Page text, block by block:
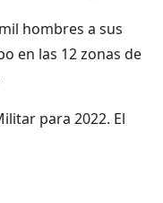
hombres a sus
en las 12 zonas de
para 2022. El